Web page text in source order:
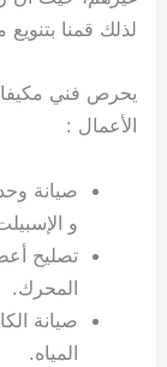
لذلك قمنا
يحرص فني
الأعمال :
صيانة
و
تصليح
المحرك.
صيانة
المياه.